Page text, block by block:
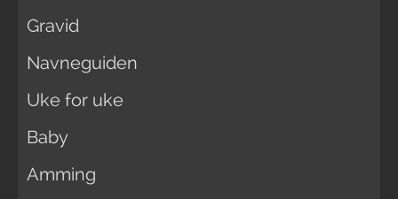
Gravid
Navneguiden
Uke for uke
Baby
Amming